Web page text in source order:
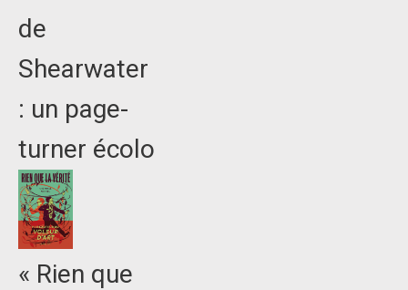
de
Shearwater
: un page-
turner écolo
« Rien que